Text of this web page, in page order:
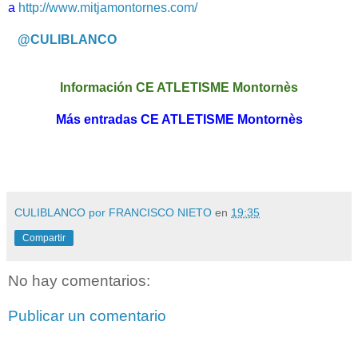
a http://www.mitjamontornes.com/
@CULIBLANCO
Información CE ATLETISME Montornès
Más entradas CE ATLETISME Montornès
CULIBLANCO por FRANCISCO NIETO en 19:35
Compartir
No hay comentarios:
Publicar un comentario